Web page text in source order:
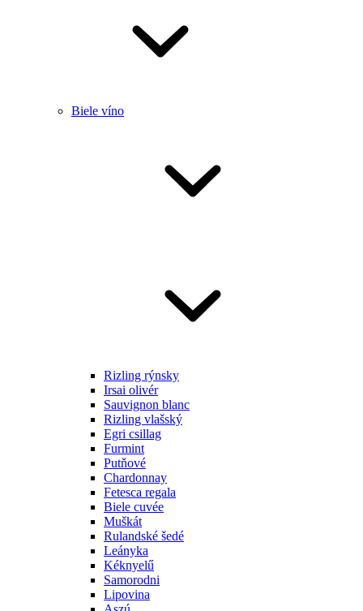
Biele víno
Rizling rýnsky
Irsai olivér
Sauvignon blanc
Rizling vlašský
Egri csillag
Furmint
Putňové
Chardonnay
Fetesca regala
Biele cuvée
Muškát
Rulandské šedé
Leányka
Kéknyelű
Samorodni
Lipovina